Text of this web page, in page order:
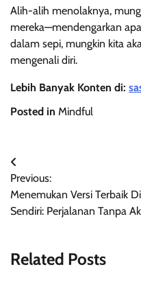
Alih-alih menolaknya,
mereka—mendengarkan
dalam sepi, mungkin kita
mengenali diri.
Lebih Banyak Konten di:
Posted in Mindful
Navigasi
pos
Previous:
Menemukan Versi Terbaik
Sendiri: Perjalanan Tanpa
Related Posts